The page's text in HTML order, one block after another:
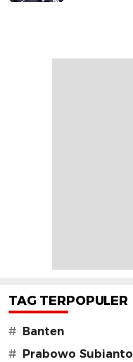
TAG TERPOPULER
# Banten
# Prabowo Subianto